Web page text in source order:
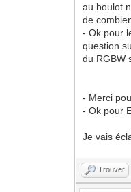
au boulot
de
- Ok pour
question
du RGBW
- Merci
- Ok pour
Je vais
Trouver